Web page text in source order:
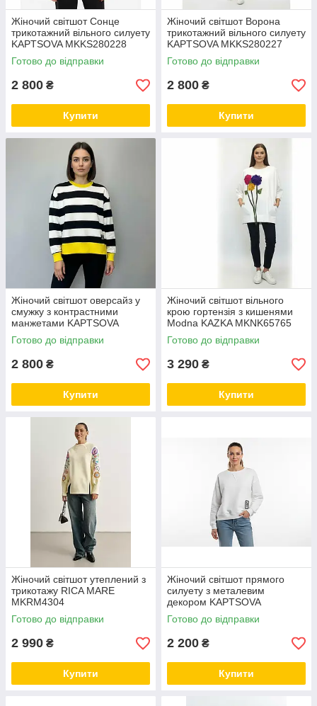
Жіночий світшот Сонце
трикотажний вільного силуету
KAPTSOVA MKKS280228
Готово до відправки
2 800 ₴
Купити
Жіночий світшот Ворона
трикотажний вільного силуету
KAPTSOVA MKKS280227
Готово до відправки
2 800 ₴
Купити
Жіночий світшот оверсайз у
смужку з контрастними
манжетами KAPTSOVA
MKKS060227
Готово до відправки
2 800 ₴
Купити
Жіночий світшот вільного
крою гортензія з кишенями
Modna KAZKA MKNK65765
Готово до відправки
3 290 ₴
Купити
Жіночий світшот утеплений з
трикотажу RICA MARE
MKRM4304
Готово до відправки
2 990 ₴
Купити
Жіночий світшот прямого
силуету з металевим
декором KAPTSOVA
MKKS211024
Готово до відправки
2 200 ₴
Купити